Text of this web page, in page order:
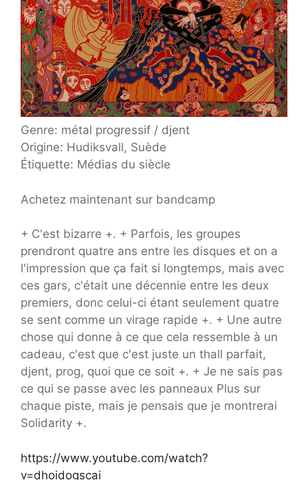
Genre: métal progressif / djent
Origine: Hudiksvall, Suède
Étiquette: Médias du siècle
Achetez maintenant sur bandcamp
+ C'est bizarre +. + Parfois, les groupes
prendront quatre ans entre les disques et on a
l'impression que ça fait si longtemps, mais avec
ces gars, c'était une décennie entre les deux
premiers, donc celui-ci étant seulement quatre
se sent comme un virage rapide +. + Une autre
chose qui donne à ce que cela ressemble à un
cadeau, c'est que c'est juste un thall parfait,
djent, prog, quoi que ce soit +. + Je ne sais pas
ce qui se passe avec les panneaux Plus sur
chaque piste, mais je pensais que je montrerai
Solidarity +.
https://www.youtube.com/watch?
v=dhoidogscai